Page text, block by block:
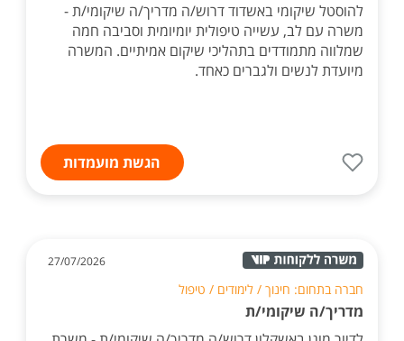
להוסטל שיקומי באשדוד דרוש/ה מדריך/ה שיקומי/ת -
משרה עם לב, עשייה טיפולית יומיומית וסביבה חמה
שמלווה מתמודדים בתהליכי שיקום אמיתיים. המשרה
מיועדת לנשים ולגברים כאחד.
הגשת מועמדות
27/07/2026
חברה בתחום: חינוך / לימודים / טיפול
מדריך/ה שיקומי/ת